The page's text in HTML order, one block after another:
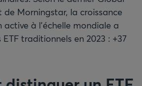
de Morningstar, la croissance
active à l’échelle mondiale a
traditionnels en 2023 : +37